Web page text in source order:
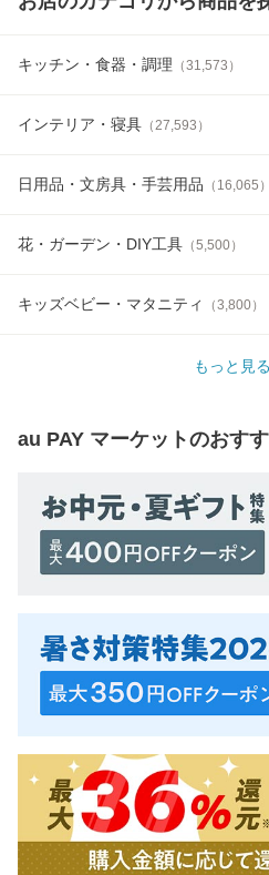
キッチン・食器・調理 （31,573 ）
インテリア・寝具 （ 27,593 ）
日用品・文房具・手芸用品 （ 16,065 ）
花・ガーデン・DIY工具 （5,500）
キッズベビー・マタニティ （3,800）
もっと見る
au PAY マーケットのおす